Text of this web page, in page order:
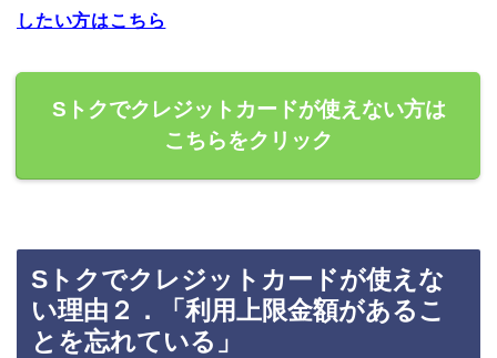
したい方はこちら
Sトクでクレジットカードが使えない方は
こちらをクリック
Sトクでクレジットカードが使えな
い理由２．「利用上限金額があるこ
とを忘れている」